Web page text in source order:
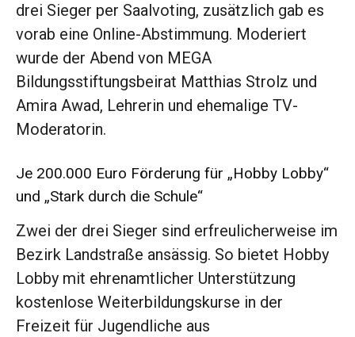
drei Sieger per Saalvoting, zusätzlich gab es
vorab eine Online-Abstimmung. Moderiert
wurde der Abend von MEGA
Bildungsstiftungsbeirat Matthias Strolz und
Amira Awad, Lehrerin und ehemalige TV-
Moderatorin.
Je 200.000 Euro Förderung für „Hobby Lobby“
und „Stark durch die Schule“
Zwei der drei Sieger sind erfreulicherweise im
Bezirk Landstraße ansässig. So bietet Hobby
Lobby mit ehrenamtlicher Unterstützung
kostenlose Weiterbildungskurse in der
Freizeit für Jugendliche aus